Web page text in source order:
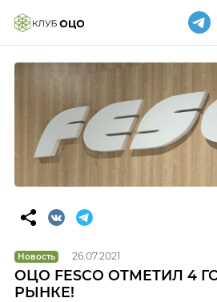
Новость 26.07.2021
ОЦО FESCO ОТМЕТИЛ 4
РЫНКЕ!